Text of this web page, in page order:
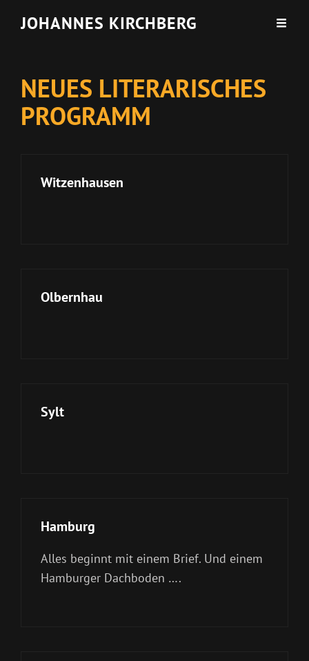
JOHANNES KIRCHBERG
NEUES LITERARISCHES
PROGRAMM
Witzenhausen
Olbernhau
Sylt
Hamburg
Alles beginnt mit einem Brief. Und einem
Hamburger Dachboden ….